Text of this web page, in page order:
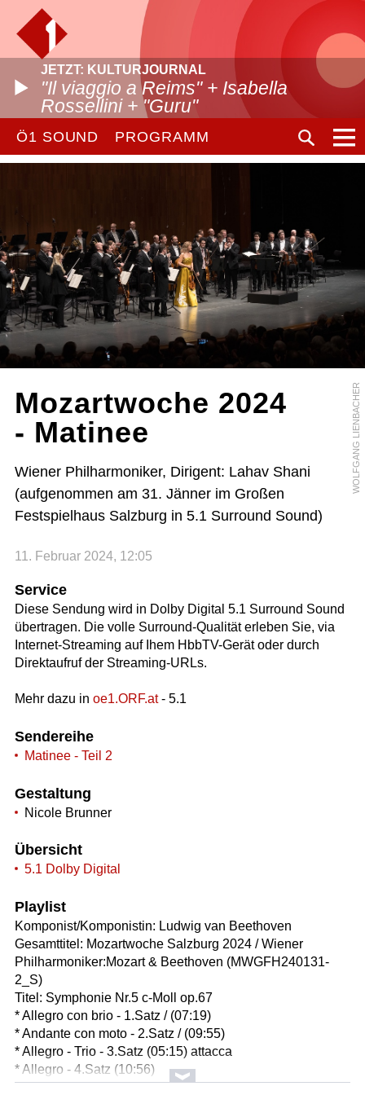
JETZT: KULTURJOURNAL
"Il viaggio a Reims" + Isabella
Rossellini + "Guru"
Ö1 SOUND PROGRAMM
WOLFGANG LIENBACHER
Mozartwoche 2024
- Matinee
Wiener Philharmoniker, Dirigent: Lahav Shani
(aufgenommen am 31. Jänner im Großen
Festspielhaus Salzburg in 5.1 Surround Sound)
11. Februar 2024, 12:05
Service
Diese Sendung wird in Dolby Digital 5.1 Surround Sound
übertragen. Die volle Surround-Qualität erleben Sie, via
Internet-Streaming auf Ihem HbbTV-Gerät oder durch
Direktaufruf der Streaming-URLs.
Mehr dazu in oe1.ORF.at- 5.1
Sendereihe
Matinee - Teil 2
Gestaltung
Nicole Brunner
Übersicht
5.1 Dolby Digital
Playlist
Komponist/Komponistin: Ludwig van Beethoven
Gesamttitel: Mozartwoche Salzburg 2024 / Wiener
Philharmoniker:Mozart & Beethoven (MWGFH240131-
2_S)
Titel: Symphonie Nr.5 c-Moll op.67
* Allegro con brio - 1.Satz / (07:19)
* Andante con moto - 2.Satz / (09:55)
* Allegro - Trio - 3.Satz (05:15) attacca
* Allegro - 4.Satz (10:56)
Orchester: Wiener Philharmoniker